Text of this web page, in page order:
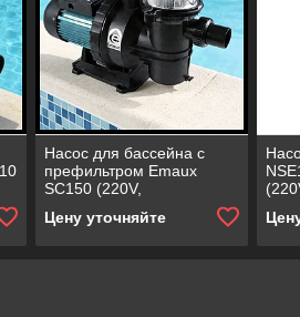
Насос для бассейна с
префильтром Emaux
SC150 (220V,
производительность = 16
м³/ч, 1,3 кВт)
Цену уточняйте
м3/